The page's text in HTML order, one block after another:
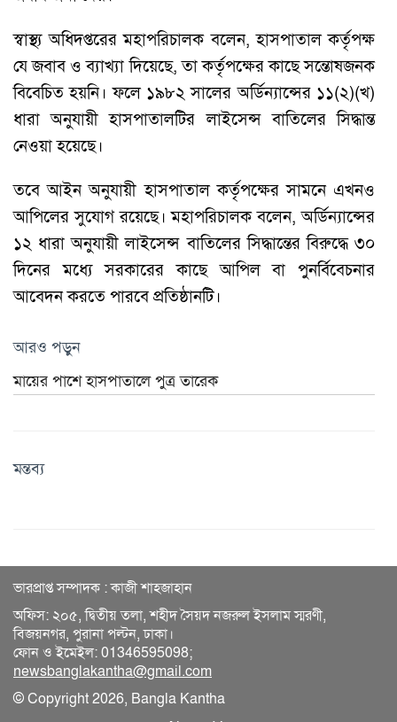
স্বাস্থ্য অধিদপ্তরের মহাপরিচালক বলেন, হাসপাতাল কর্তৃপক্ষ
যে জবাব ও ব্যাখ্যা দিয়েছে, তা কর্তৃপক্ষের কাছে সন্তোষজনক
বিবেচিত হয়নি। ফলে ১৯৮২ সালের অর্ডিন্যান্সের ১১(২)(খ)
ধারা অনুযায়ী হাসপাতালটির লাইসেন্স বাতিলের সিদ্ধান্ত
নেওয়া হয়েছে।
তবে আইন অনুযায়ী হাসপাতাল কর্তৃপক্ষের সামনে এখনও
আপিলের সুযোগ রয়েছে। মহাপরিচালক বলেন, অর্ডিন্যান্সের
১২ ধারা অনুযায়ী লাইসেন্স বাতিলের সিদ্ধান্তের বিরুদ্ধে ৩০
দিনের মধ্যে সরকারের কাছে আপিল বা পুনর্বিবেচনার
আবেদন করতে পারবে প্রতিষ্ঠানটি।
আরও পড়ুন
মায়ের পাশে হাসপাতালে পুত্র তারেক
মন্তব্য
ভারপ্রাপ্ত সম্পাদক : কাজী শাহজাহান
অফিস: ২০৫, দ্বিতীয় তলা, শহীদ সৈয়দ নজরুল ইসলাম স্মরণী,
বিজয়নগর, পুরানা পল্টন, ঢাকা।
ফোন ও ইমেইল: 01346595098;
newsbanglakantha@gmail.com
© Copyright 2026, Bangla Kantha